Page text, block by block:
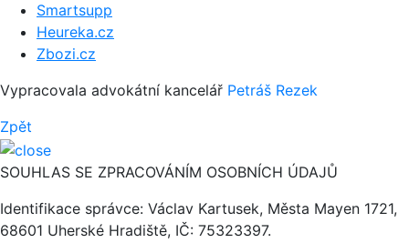
Smartsupp
Heureka.cz
Zbozi.cz
Vypracovala advokátní kancelář Petráš Rezek
Zpět
SOUHLAS SE ZPRACOVÁNÍM OSOBNÍCH ÚDAJŮ
Identifikace správce: Václav Kartusek, Města Mayen 1721,
68601 Uherské Hradiště, IČ: 75323397.